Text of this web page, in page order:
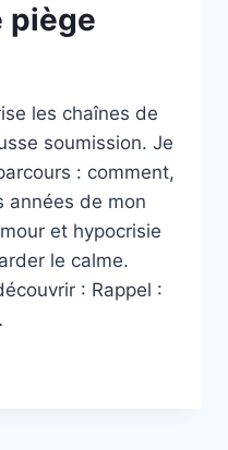
piège
les chaînes de
soumission. Je
: comment,
années de mon
et hypocrisie
le calme.
: Rappel :